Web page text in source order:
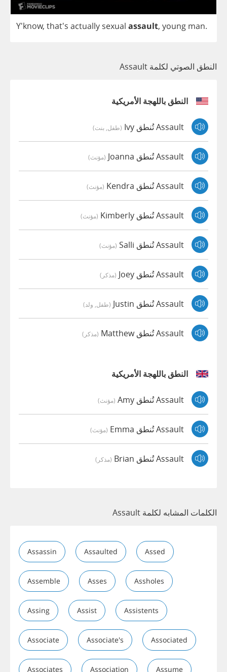
Y'know, that's actually sexual assault, young man.
النطق الصوتي لكلمة Assault
النطق باللهجة الأمريكية
Assault تُنطق Ivy (طفل, بنت)
Assault تُنطق Joanna (مؤنث)
Assault تُنطق Kendra (مؤنث)
Assault تُنطق Kimberly (مؤنث)
Assault تُنطق Salli (مؤنث)
Assault تُنطق Joey (مذكر)
Assault تُنطق Justin (طفل, ولد)
Assault تُنطق Matthew (مذكر)
النطق باللهجة الأمريكية
Assault تُنطق Amy (مؤنث)
Assault تُنطق Emma (مؤنث)
Assault تُنطق Brian (مذكر)
الكلمات المشابه لكلمة Assault
Assassin Assaulted Assed
Assemble Asses Assholes
Assing Assist Assistents
Associate Associate's Associated
Associates Association Assume